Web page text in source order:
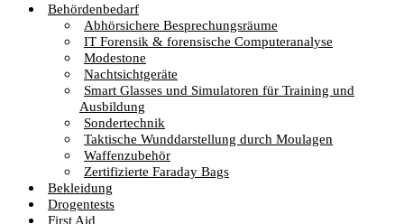
Behördenbedarf
Abhörsichere Besprechungsräume
IT Forensik & forensische Computeranalyse
Modestone
Nachtsichtgeräte
Smart Glasses und Simulatoren für Training und
Ausbildung
Sondertechnik
Taktische Wunddarstellung durch Moulagen
Waffenzubehör
Zertifizierte Faraday Bags
Bekleidung
Drogentests
First Aid